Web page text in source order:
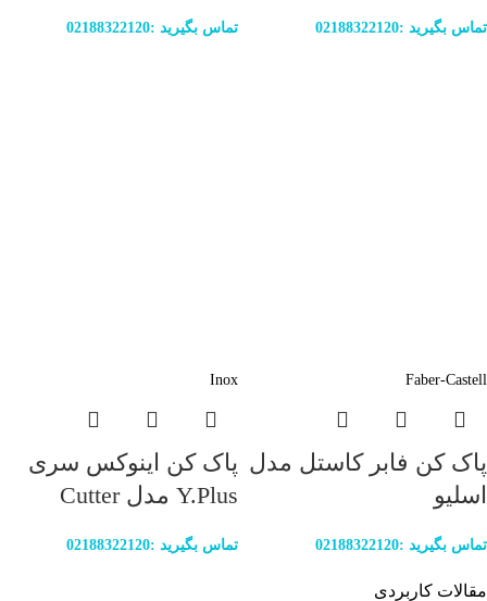
مقالات کاربردی
تماس بگیرید :02188322120 تماس بگیرید :02188322120
Faber-Castell
پاک کن فابر کاستل مدل
اسلیو
تماس بگیرید :02188322120
Inox
پاک کن اینوکس سری
Y.Plus مدل Cutter
تماس بگیرید :02188322120